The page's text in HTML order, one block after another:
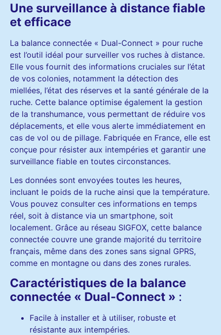
Une surveillance à distance fiable
et efficace
La balance connectée « Dual-Connect » pour ruche
est l’outil idéal pour surveiller vos ruches à distance.
Elle vous fournit des informations cruciales sur l’état
de vos colonies, notamment la détection des
miellées, l’état des réserves et la santé générale de la
ruche. Cette balance optimise également la gestion
de la transhumance, vous permettant de réduire vos
déplacements, et elle vous alerte immédiatement en
cas de vol ou de pillage. Fabriquée en France, elle est
conçue pour résister aux intempéries et garantir une
surveillance fiable en toutes circonstances.
Les données sont envoyées toutes les heures,
incluant le poids de la ruche ainsi que la température.
Vous pouvez consulter ces informations en temps
réel, soit à distance via un smartphone, soit
localement. Grâce au réseau SIGFOX, cette balance
connectée couvre une grande majorité du territoire
français, même dans des zones sans signal GPRS,
comme en montagne ou dans des zones rurales.
Caractéristiques de la balance
connectée « Dual-Connect » :
Facile à installer et à utiliser, robuste et
résistante aux intempéries.